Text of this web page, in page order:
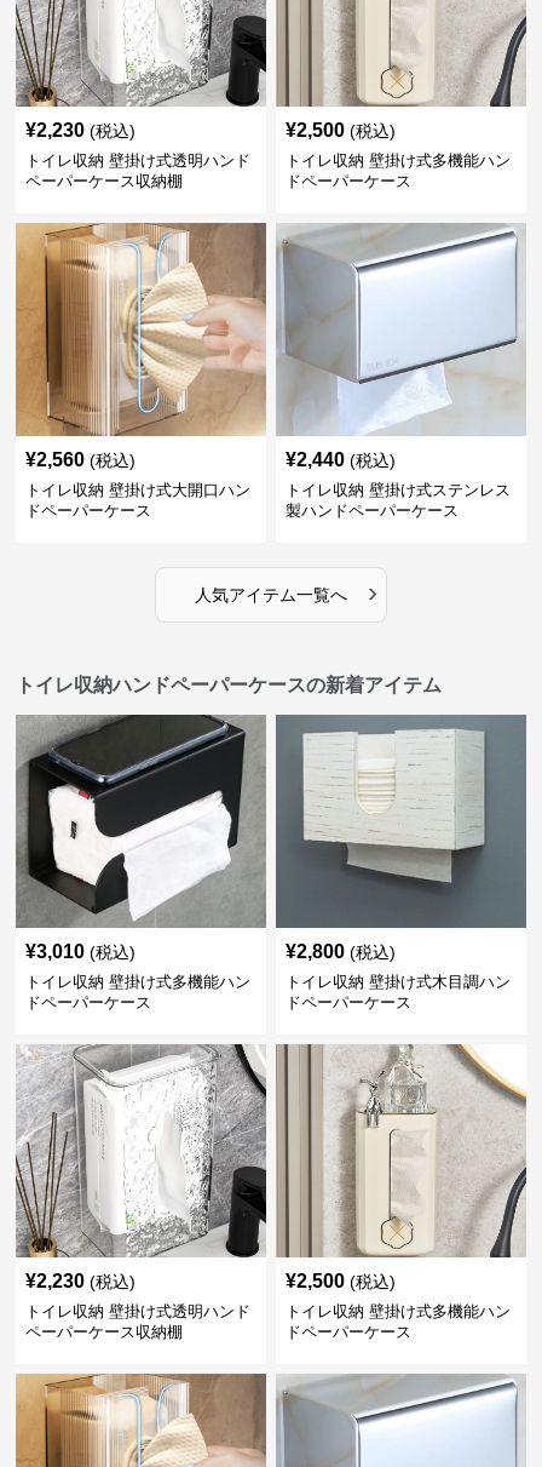
¥2,230 (税込)
トイレ収納 壁掛け式透明ハンド
ペーパーケース収納棚
¥2,500 (税込)
トイレ収納 壁掛け式多機能ハン
ドペーパーケース
¥2,560 (税込)
トイレ収納 壁掛け式大開口ハン
ドペーパーケース
¥2,440 (税込)
トイレ収納 壁掛け式ステンレス
製ハンドペーパーケース
人気アイテム一覧へ ›
トイレ収納ハンドペーパーケースの新着アイテム
¥3,010 (税込)
トイレ収納 壁掛け式多機能ハン
ドペーパーケース
¥2,800 (税込)
トイレ収納 壁掛け式木目調ハン
ドペーパーケース
¥2,230 (税込)
トイレ収納 壁掛け式透明ハンド
ペーパーケース収納棚
¥2,500 (税込)
トイレ収納 壁掛け式多機能ハン
ドペーパーケース